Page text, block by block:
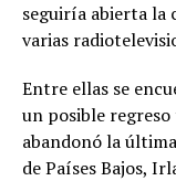
seguiría abierta la
varias
Entre ellas se
un posible regreso
abandonó la
de Países Bajos,